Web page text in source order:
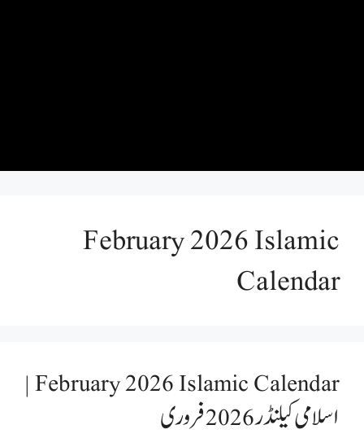
February 2026 Islamic
Calendar
February 2026 Islamic Calendar |
اسلامی کیلنڈر 2026 فروری